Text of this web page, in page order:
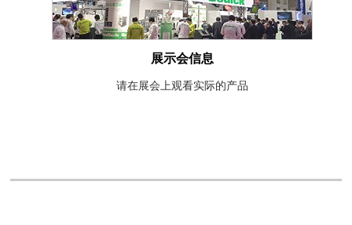
展示会信息
请在展会上观看实际的产品